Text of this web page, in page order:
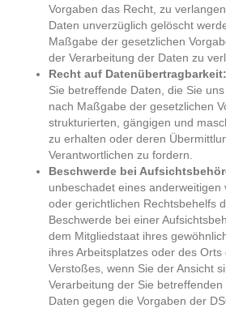
Vorgaben das Recht, zu
Daten unverzüglich gelöscht
Maßgabe der gesetzlichen
der Verarbeitung der Daten zu
Recht auf Datenübertragbarkeit:
Sie betreffende Daten, die Sie
nach Maßgabe der gesetzlichen
strukturierten, gängigen und
zu erhalten oder deren
Verantwortlichen zu fordern.
Beschwerde bei
unbeschadet eines anderweitigen
oder gerichtlichen Rechtsbehelfs
Beschwerde bei einer
dem Mitgliedstaat ihres
ihres Arbeitsplatzes oder des
Verstoßes, wenn Sie der Ansicht
Verarbeitung der Sie
Daten gegen die Vorgaben der